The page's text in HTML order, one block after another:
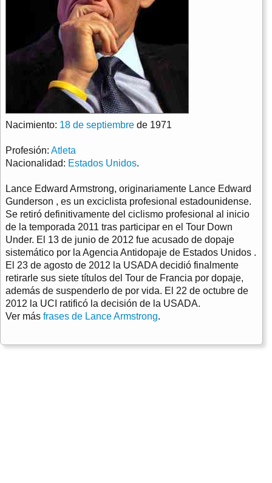
Nacimiento: 18 de septiembre de 1971
Profesión: Atleta
Nacionalidad: Estados Unidos.
Lance Edward Armstrong, originariamente Lance Edward
Gunderson , es un exciclista profesional estadounidense.
Se retiró definitivamente del ciclismo profesional al inicio
de la temporada 2011 tras participar en el Tour Down
Under. El 13 de junio de 2012 fue acusado de dopaje
sistemático por la Agencia Antidopaje de Estados Unidos .
El 23 de agosto de 2012 la USADA decidió finalmente
retirarle sus siete títulos del Tour de Francia por dopaje,
además de suspenderlo de por vida. El 22 de octubre de
2012 la UCI ratificó la decisión de la USADA.
Ver más frases de Lance Armstrong.